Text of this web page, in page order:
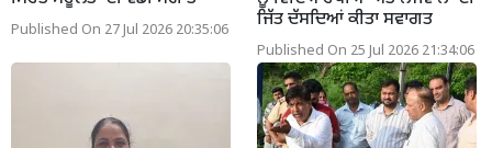
Published On 27 Jul 2026 20:35:06
ਜਿੱਤ ਦੱਸਦਿਆਂ ਕੀਤਾ ਸਵਾਗਤ
Published On 25 Jul 2026 21:34:06